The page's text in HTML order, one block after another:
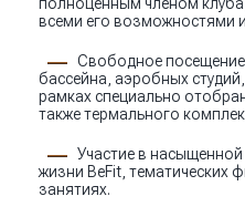
всеми его возможностями
Свободное
бассейна, аэробных
рамках специально
также термального
Участие в
жизни BeFit, тематических
занятиях.